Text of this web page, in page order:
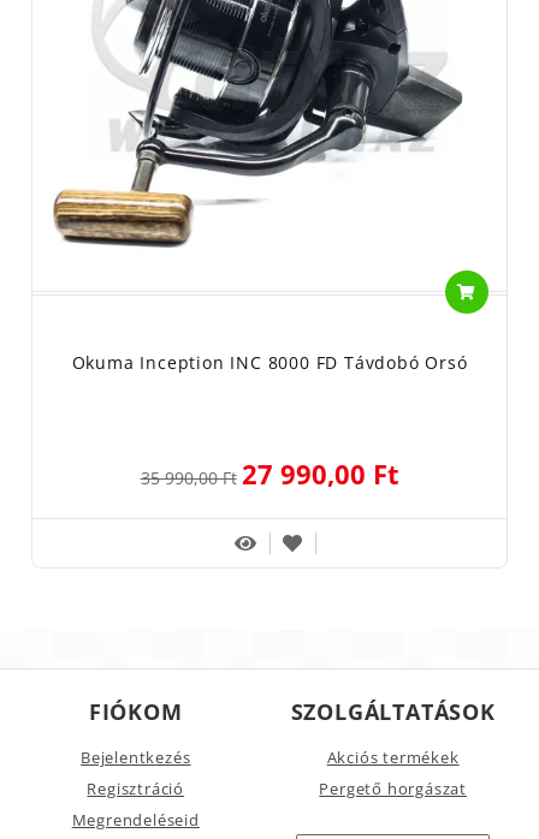
Okuma Inception INC 8000 FD Távdobó Orsó
35 990,00 Ft 27 990,00 Ft
FIÓKOM
Bejelentkezés
Regisztráció
Megrendeléseid
SZOLGÁLTATÁSOK
Akciós termékek
Pergető horgászat